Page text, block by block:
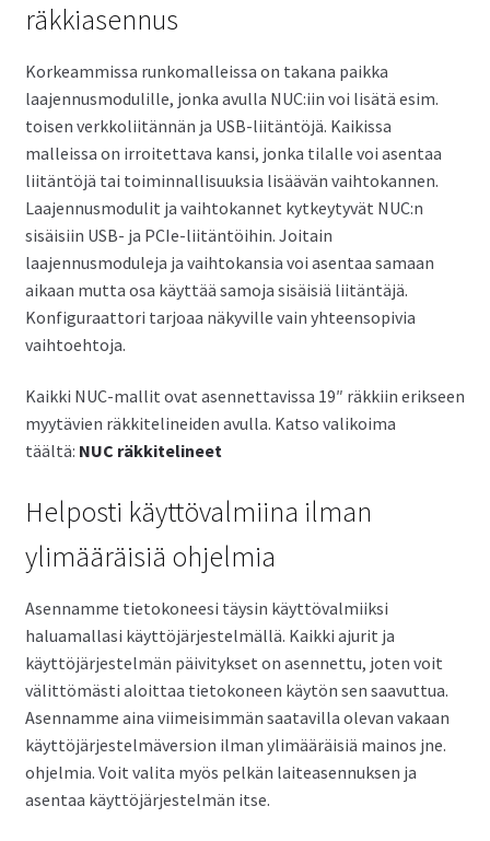
räkkiasennus
Korkeammissa runkomalleissa on takana paikka
laajennusmodulille, jonka avulla NUC:iin voi lisätä esim.
toisen verkkoliitännän ja USB-liitäntöjä. Kaikissa
malleissa on irroitettava kansi, jonka tilalle voi asentaa
liitäntöjä tai toiminnallisuuksia lisäävän vaihtokannen.
Laajennusmodulit ja vaihtokannet kytkeytyvät NUC:n
sisäisiin USB- ja PCIe-liitäntöihin. Joitain
laajennusmoduleja ja vaihtokansia voi asentaa samaan
aikaan mutta osa käyttää samoja sisäisiä liitäntäjä.
Konfiguraattori tarjoaa näkyville vain yhteensopivia
vaihtoehtoja.
Kaikki NUC-mallit ovat asennettavissa 19″ räkkiin erikseen
myytävien räkkitelineiden avulla. Katso valikoima
täältä: NUC räkkitelineet
Helposti käyttövalmiina ilman
ylimääräisiä ohjelmia
Asennamme tietokoneesi täysin käyttövalmiiksi
haluamallasi käyttöjärjestelmällä. Kaikki ajurit ja
käyttöjärjestelmän päivitykset on asennettu, joten voit
välittömästi aloittaa tietokoneen käytön sen saavuttua.
Asennamme aina viimeisimmän saatavilla olevan vakaan
käyttöjärjestelmäversion ilman ylimääräisiä mainos jne.
ohjelmia. Voit valita myös pelkän laiteasennuksen ja
asentaa käyttöjärjestelmän itse.